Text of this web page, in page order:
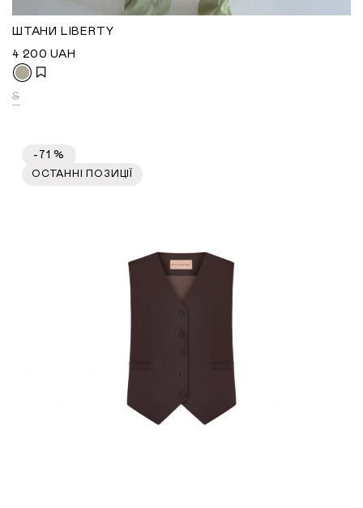
ШТАНИ LIBERTY
4 200 UAH
S
-71 %
ОСТАННІ ПОЗИЦІЇ